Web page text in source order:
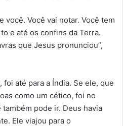
você. Você vai notar. Você tem
e até os confins da Terra.
que Jesus pronunciou”,
foi até para a Índia. Se ele, que
como um cético, foi no
pode ir. Deus havia
Ele viajou para o